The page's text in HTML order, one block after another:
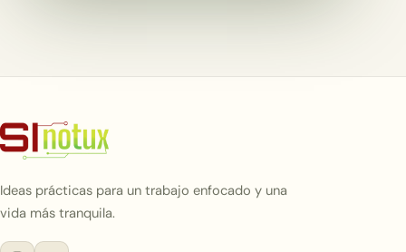
Ideas prácticas para un trabajo enfocado y una
vida más tranquila.